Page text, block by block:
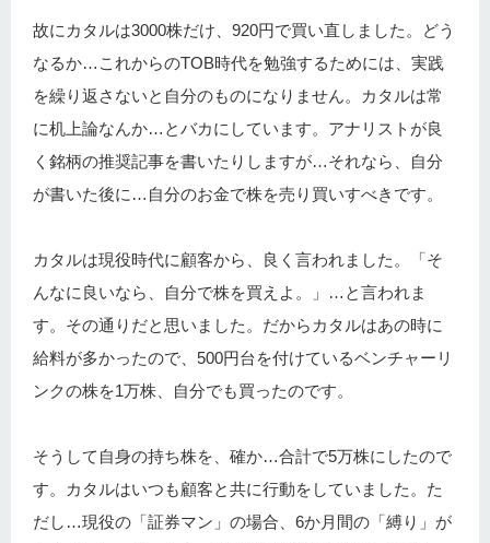
故にカタルは3000株だけ、920円で買い直しました。どう
なるか…これからのTOB時代を勉強するためには、実践
を繰り返さないと自分のものになりません。カタルは常
に机上論なんか…とバカにしています。アナリストが良
く銘柄の推奨記事を書いたりしますが…それなら、自分
が書いた後に…自分のお金で株を売り買いすべきです。
カタルは現役時代に顧客から、良く言われました。「そ
んなに良いなら、自分で株を買えよ。」…と言われま
す。その通りだと思いました。だからカタルはあの時に
給料が多かったので、500円台を付けているベンチャーリ
ンクの株を1万株、自分でも買ったのです。
そうして自身の持ち株を、確か…合計で5万株にしたので
す。カタルはいつも顧客と共に行動をしていました。た
だし…現役の「証券マン」の場合、6か月間の「縛り」が